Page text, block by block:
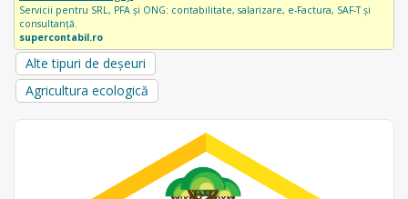
Servicii pentru SRL, PFA și ONG: contabilitate, salarizare, e-Factura, SAF-T și
consultanță.
supercontabil.ro
Alte tipuri de deșeuri
Agricultura ecologică